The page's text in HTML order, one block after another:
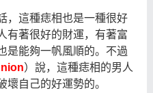
，這種痣相也是一種很好
有著很好的財運，有著富
是能夠一帆風順的。不過
）說，這種痣相的男人
壞自己的好運勢的。